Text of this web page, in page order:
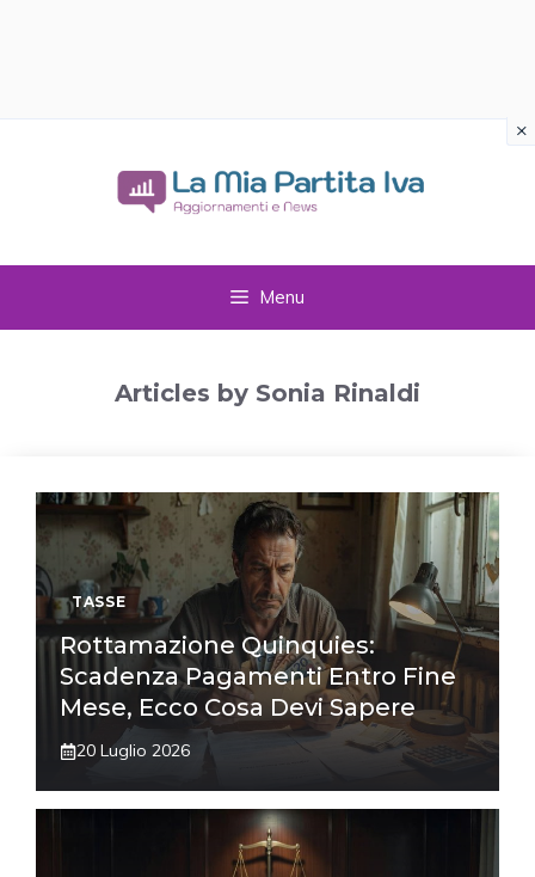
Menu
Articles by Sonia Rinaldi
TASSE
Rottamazione Quinquies:
Scadenza Pagamenti Entro Fine
Mese, Ecco Cosa Devi Sapere
20 Luglio 2026
×